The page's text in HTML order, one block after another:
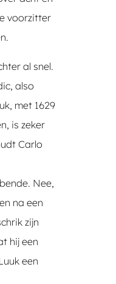
voorzitter
al snel.
also
met 1629
is zeker
Carlo
Nee,
na een
zijn
hij een
een